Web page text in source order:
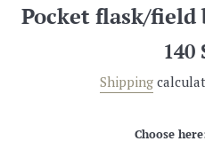
Pocket flask/field
140
Shipping
Choose